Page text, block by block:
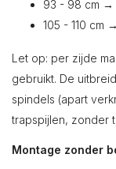
93 - 98 cm →
105 - 110 cm
Let op: per zijde
gebruikt. De
spindels (apart
trapspijlen, zonder
Montage zonder